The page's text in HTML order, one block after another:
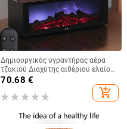
Δημιουργικός υγραντήρας αέρα
τζακιού Διαχύτης αιθέριου ελαίου
χωρίς νερό Auto-Off Aroma με
τηλεχειριστήριο και ρεαλιστικό
νυχτερινό φως τζακιού
70.68 €
add_shopping_cart